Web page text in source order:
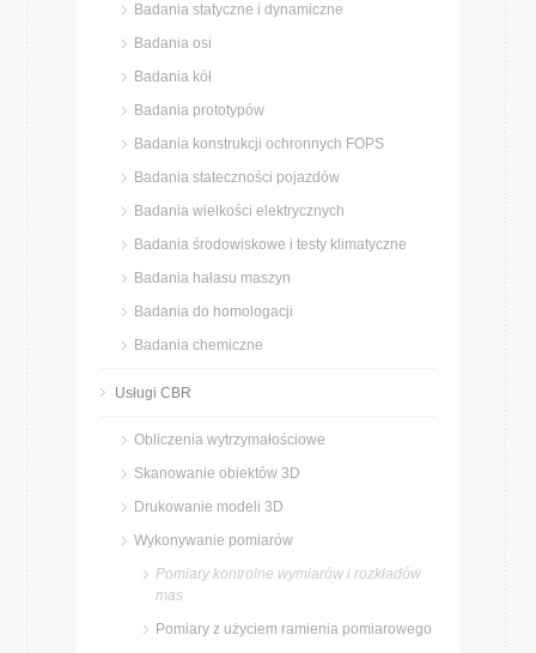
Badania statyczne i dynamiczne
Badania osi
Badania kół
Badania prototypów
Badania konstrukcji ochronnych FOPS
Badania stateczności pojazdów
Badania wielkości elektrycznych
Badania środowiskowe i testy klimatyczne
Badania hałasu maszyn
Badania do homologacji
Badania chemiczne
Usługi CBR
Obliczenia wytrzymałościowe
Skanowanie obiektów 3D
Drukowanie modeli 3D
Wykonywanie pomiarów
Pomiary kontrolne wymiarów i rozkładów
mas
Pomiary z użyciem ramienia pomiarowego